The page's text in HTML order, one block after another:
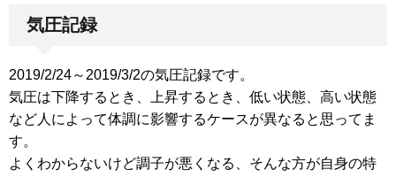
気圧記録
2019/2/24～2019/3/2の気圧記録です。
気圧は下降するとき、上昇するとき、低い状態、高い状態
など人によって体調に影響するケースが異なると思ってま
す。
よくわからないけど調子が悪くなる、そんな方が自身の特